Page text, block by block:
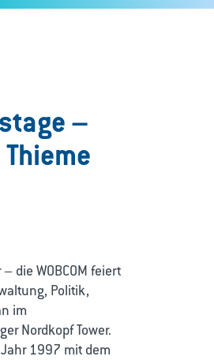
–
die WOBCOM feiert
Politik,
im
Nordkopf Tower.
1997 mit dem